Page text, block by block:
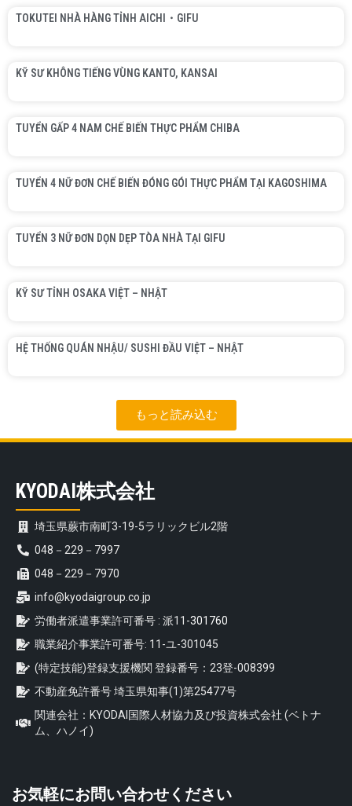
TOKUTEI NHÀ HÀNG TỈNH AICHI・GIFU
KỸ SƯ KHÔNG TIẾNG VÙNG KANTO, KANSAI
TUYỂN GẤP 4 NAM CHẾ BIẾN THỰC PHẨM CHIBA
TUYỂN 4 NỮ ĐƠN CHẾ BIẾN ĐÓNG GÓI THỰC PHẨM TẠI KAGOSHIMA
TUYỂN 3 NỮ ĐƠN DỌN DẸP TÒA NHÀ TẠI GIFU
KỸ SƯ TỈNH OSAKA VIỆT – NHẬT
HỆ THỐNG QUÁN NHẬU/ SUSHI ĐẦU VIỆT – NHẬT
もっと読み込む
KYODAI株式会社
埼玉県蕨市南町3-19-5ラリックビル2階
048－229－7997
048－229－7970
info@kyodaigroup.co.jp
労働者派遣事業許可番号 : 派11-301760
職業紹介事業許可番号: 11-ユ-301045
(特定技能)登録支援機関 登録番号：23登-008399
不動産免許番号 埼玉県知事(1)第25477号
関連会社：KYODAI国際人材協力及び投資株式会社 (ベトナ
ム、ハノイ)
お気軽にお問い合わせください